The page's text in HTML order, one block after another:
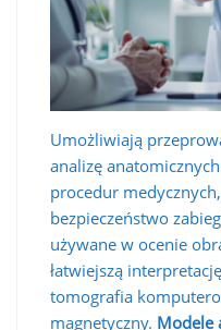
Umożliwiają
analizę
procedur
bezpieczeństwo
używane w ocenie
łatwiejszą
tomografia
magnetyczny. Modele